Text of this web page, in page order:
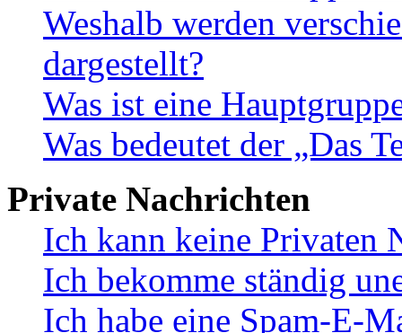
Weshalb werden
dargestellt?
Was ist eine
Was bedeutet der „Das
Private Nachrichten
Ich kann keine Privaten
Ich bekomme ständig
Ich habe eine Spam-E-